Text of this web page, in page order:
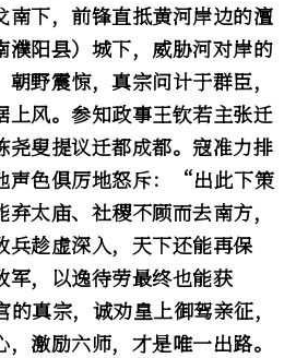
南下，前锋直抵黄河岸边的澶
濮阳县）城下，威胁河对岸的
野震惊，真宗问计于群臣，
上风。参知政事王钦若主张迁
尧叟提议迁都成都。寇准力排
声色俱厉地怒斥：“出此下策
太庙、社稷不顾而去南方，
兵趁虚深入，天下还能再保
军，以逸待劳最终也能获
真宗，诚劝皇上御驾亲征，
激励六师，才是唯一出路。